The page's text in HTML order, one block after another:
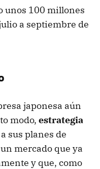
unos 100 millones
a septiembre de
japonesa aún
modo, estrategia
sus planes de
mercado que ya
y que, como